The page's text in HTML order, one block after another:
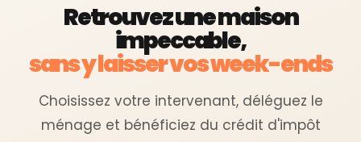
Retrouvez une maison
impeccable,
sans y laisser vos week-ends
Choisissez votre intervenant, déléguez le
ménage et bénéficiez du crédit d'impôt